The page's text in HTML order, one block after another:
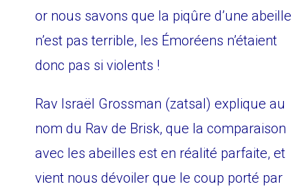
or nous savons que la piqûre d’une abeille
n’est pas terrible, les Émoréens n’étaient
donc pas si violents !
Rav Israël Grossman (zatsal) explique au
nom du Rav de Brisk, que la comparaison
avec les abeilles est en réalité parfaite, et
vient nous dévoiler que le coup porté par